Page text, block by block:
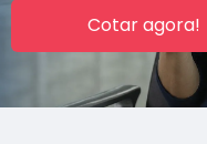
Cotar agora!